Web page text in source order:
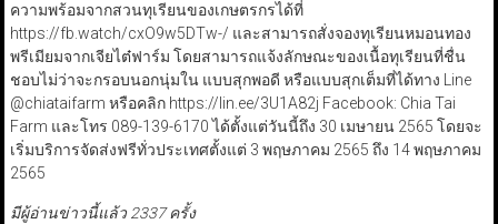
ความพร้อมจากสวนทุเรียนของเกษตรกรได้ที่
https://fb.watch/cxO9w5DTw-/ และสามารถสั่งจองทุเรียนหมอนทอง
พรีเมียมจากเจียไต๋ฟาร์ม โดยสามารถแจ้งลักษณะของเนื้อทุเรียนที่ชื่น
ชอบไม่ว่าจะกรอบนอกนุ่มใน แบบสุกพอดี หรือแบบสุกเต็มที่ได้ทาง Line
@chiataifarm หรือคลิก https://lin.ee/3U1A82j Facebook: Chia Tai
Farm และโทร 089-139-6170 ได้ตั้งแต่วันนี้ถึง 30 เมษายน 2565 โดยจะ
เริ่มบริการจัดส่งฟรีทั่วประเทศตั้งแต่ 3 พฤษภาคม 2565 ถึง 14 พฤษภาคม
2565
มีผู้อ่านข่าวนี้แล้ว 2337 ครั้ง